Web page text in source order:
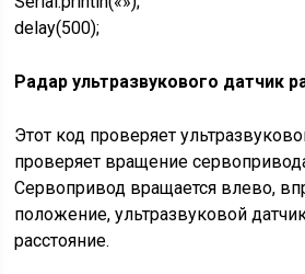
delay(500);
Радар ультразвукового датчик
Этот код проверяет
проверяет вращение
Сервопривод вращается влево,
положение, ультразвуковой
расстояние.